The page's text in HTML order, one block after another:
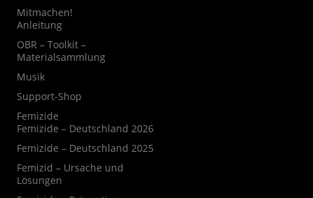
Mitmachen!
Anleitung
OBR – Toolkit –
Materialsammlung
Musik
Support-Shop
Femizide
Femizide – Deutschland 2026
Femizide – Deutschland 2025
Femizid – Ursache und
Lösungen